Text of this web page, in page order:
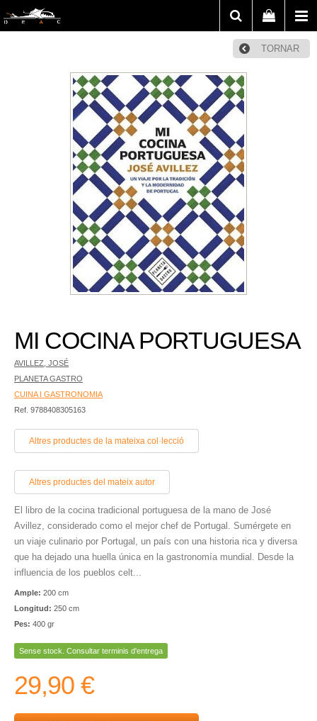
TORNAR
MI COCINA PORTUGUESA
AVILLEZ, JOSÉ
PLANETA GASTRO
CUINA I GASTRONOMIA
Ref. 9788408305163
Altres productes de la mateixa col·lecció
Altres productes del mateix autor
El libro de la cocina tradicional portuguesa de la mano de José
Avillez, considerado como el mejor chef de Portugal. Sumérgete en
un viaje culinario por Portugal, un país con una historia rica y diversa
que ha dejado una huella única en la gastronomía mundial. Desde la
influencia de los pueblos celt...
Ample: 200 cm
Longitud: 250 cm
Pes: 400 gr
Sense stock. Consultar terminis d'entrega
29,90 €